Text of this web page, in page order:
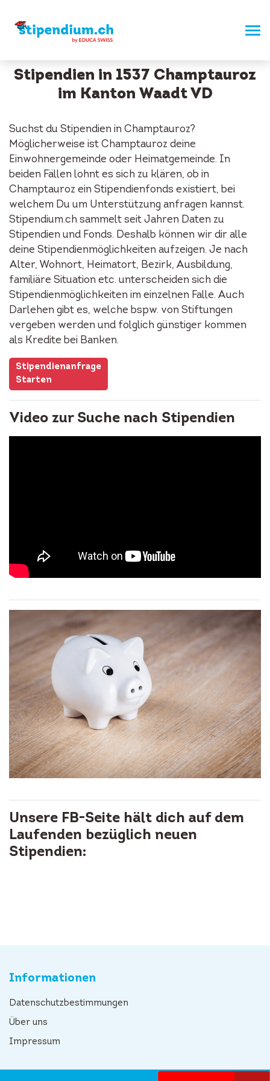
Stipendien in 1537 Champtauroz
im Kanton Waadt VD
Suchst du Stipendien in Champtauroz?
Möglicherweise ist Champtauroz deine
Einwohnergemeinde oder Heimatgemeinde. In
beiden Fällen lohnt es sich zu klären, ob in
Champtauroz ein Stipendienfonds existiert, bei
welchem Du um Unterstützung anfragen kannst.
Stipendium.ch sammelt seit Jahren Daten zu
Stipendien und Fonds. Deshalb können wir dir alle
deine Stipendienmöglichkeiten aufzeigen. Je nach
Alter, Wohnort, Heimatort, Bezirk, Ausbildung,
familiäre Situation etc. unterscheiden sich die
Stipendienmöglichkeiten im einzelnen Falle. Auch
Darlehen gibt es, welche bspw. von Stiftungen
vergeben werden und folglich günstiger kommen
als Kredite bei Banken.
Stipendienanfrage
Starten
Video zur Suche nach Stipendien
Unsere FB-Seite hält dich auf dem
Laufenden bezüglich neuen
Stipendien:
Informationen
Datenschutzbestimmungen
Über uns
Impressum